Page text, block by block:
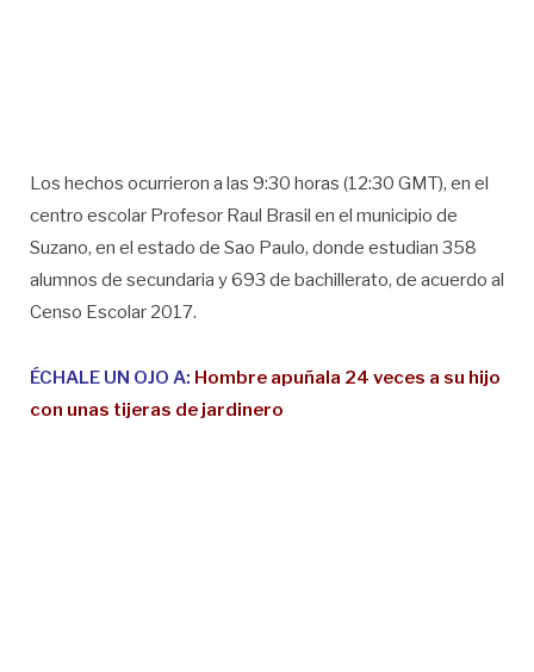
Los hechos ocurrieron a las 9:30 horas (12:30 GMT), en el
centro escolar Profesor Raul Brasil en el municipio de
Suzano, en el estado de Sao Paulo, donde estudian 358
alumnos de secundaria y 693 de bachillerato, de acuerdo al
Censo Escolar 2017.
ÉCHALE UN OJO A: Hombre apuñala 24 veces a su hijo
con unas tijeras de jardinero